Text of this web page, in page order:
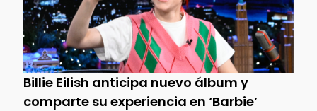
Billie Eilish anticipa nuevo álbum y
comparte su experiencia en ‘Barbie’